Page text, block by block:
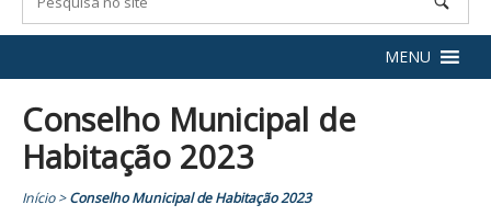
MENU
Conselho Municipal de
Habitação 2023
Início>Conselho Municipal de Habitação 2023